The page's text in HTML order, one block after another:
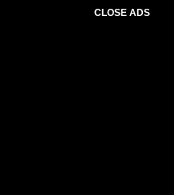
CLOSE ADS